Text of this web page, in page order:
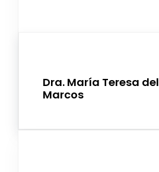
Dra. María Teresa
Marcos